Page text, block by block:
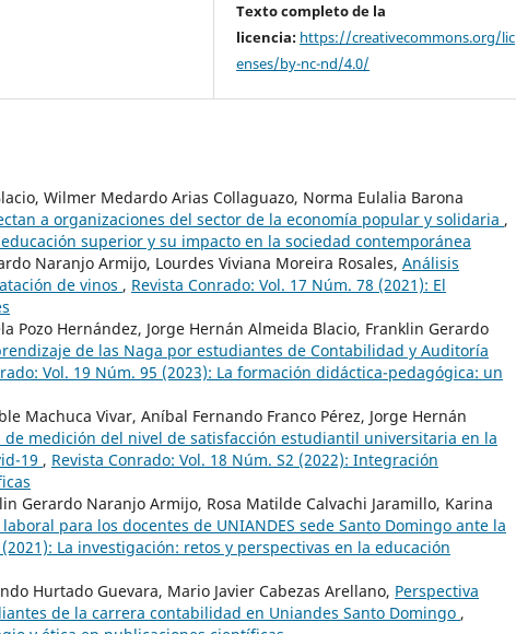
Texto completo de la
licencia: https://creativecommons.org/lic
enses/by-nc-nd/4.0/
Wilmer Medardo Arias Collaguazo, Norma Eulalia Barona
a organizaciones del sector de la economía popular y solidaria ,
superior y su impacto en la sociedad contemporánea
Naranjo Armijo, Lourdes Viviana Moreira Rosales, Análisis
de vinos , Revista Conrado: Vol. 17 Núm. 78 (2021): El
Pozo Hernández, Jorge Hernán Almeida Blacio, Franklin Gerardo
de las Naga por estudiantes de Contabilidad y Auditoría
Vol. 19 Núm. 95 (2023): La formación didáctica-pedagógica: un
Machuca Vivar, Aníbal Fernando Franco Pérez, Jorge Hernán
medición del nivel de satisfacción estudiantil universitaria en la
19 , Revista Conrado: Vol. 18 Núm. S2 (2022): Integración
Gerardo Naranjo Armijo, Rosa Matilde Calvachi Jaramillo, Karina
para los docentes de UNIANDES sede Santo Domingo ante la
La investigación: retos y perspectivas en la educación
Hurtado Guevara, Mario Javier Cabezas Arellano, Perspectiva
de la carrera contabilidad en Uniandes Santo Domingo ,